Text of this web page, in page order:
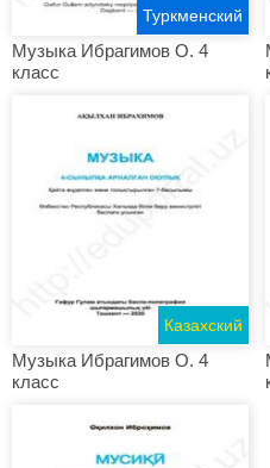
Музыка Ибрагимов О. 4
класс
Туркменский
Музыка Ибрагимов О. 4
класс
Казахский